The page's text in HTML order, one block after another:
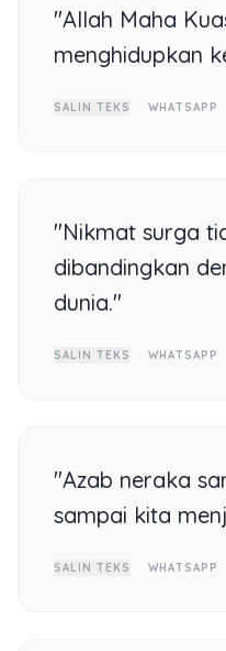
"Allah Maha
menghidupkan
SALIN TEKS WHATSAPP
"Nikmat surga
dibandingkan
dunia."
SALIN TEKS WHATSAPP
"Azab neraka
sampai kita
SALIN TEKS WHATSAPP